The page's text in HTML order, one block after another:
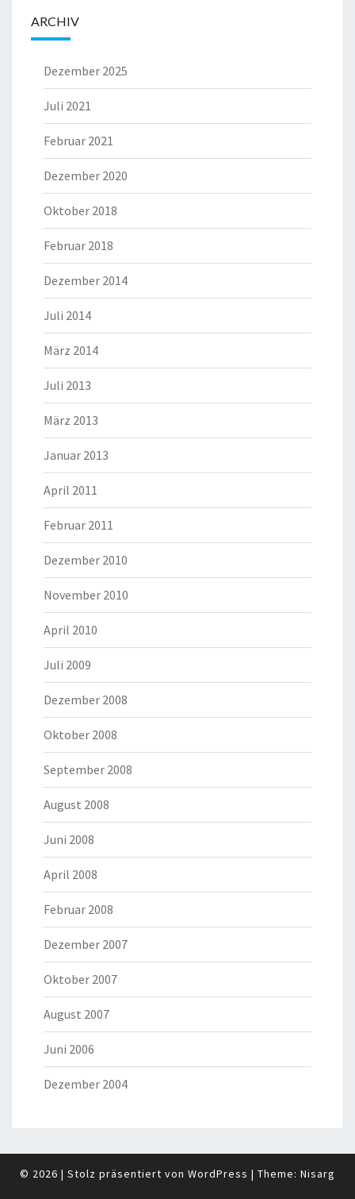
ARCHIV
Dezember 2025
Juli 2021
Februar 2021
Dezember 2020
Oktober 2018
Februar 2018
Dezember 2014
Juli 2014
März 2014
Juli 2013
März 2013
Januar 2013
April 2011
Februar 2011
Dezember 2010
November 2010
April 2010
Juli 2009
Dezember 2008
Oktober 2008
September 2008
August 2008
Juni 2008
April 2008
Februar 2008
Dezember 2007
Oktober 2007
August 2007
Juni 2006
Dezember 2004
© 2026 | Stolz präsentiert von WordPress | Theme: Nisarg